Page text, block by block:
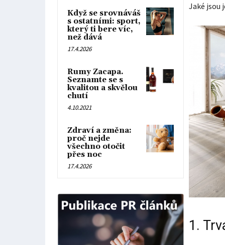
Když se srovnáváš
s ostatními: sport,
který ti bere víc,
než dává
17.4.2026
Rumy Zacapa.
Seznamte se s
kvalitou a skvělou
chutí
4.10.2021
Zdraví a změna:
proč nejde
všechno otočit
přes noc
17.4.2026
Jaké jsou
1.